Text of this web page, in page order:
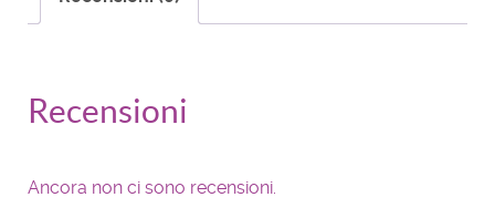
Recensioni
Ancora non ci sono recensioni.